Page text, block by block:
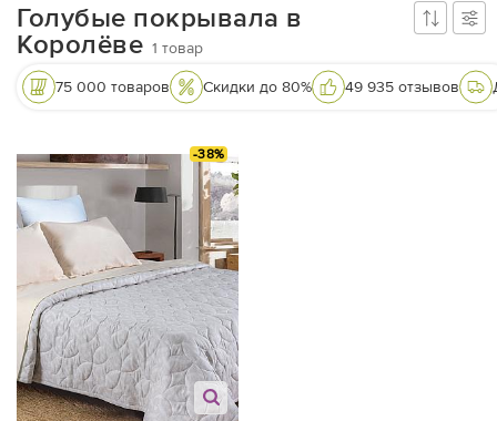
Голубые покрывала в
Королёве 1 товар
75 000 товаров Скидки до 80% 49 935 отзывов
-38%